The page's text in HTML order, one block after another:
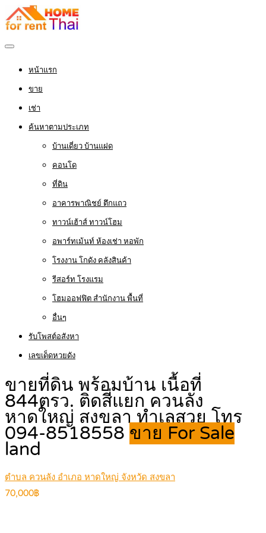
หน้าแรก
ขาย
เช่า
ค้นหาตามประเภท
บ้านเดี่ยว บ้านแฝด
คอนโด
ที่ดิน
อาคารพาณิชย์ ตึกแถว
ทาวน์เฮ้าส์ ทาวน์โฮม
อพาร์ทเม้นท์ ห้องเช่า หอพัก
โรงงาน โกดัง คลังสินค้า
รีสอร์ท โรงแรม
โฮมออฟฟิต สำนักงาน พื้นที่
อื่นๆ
รับโพสต์อสังหา
เลขเด็ดหวยดัง
ขายที่ดิน พร้อมบ้าน เนื้อที่
844ตรว. ติดสี่แยก ควนลัง
หาดใหญ่ สงขลา ทำเลสวย โทร
094-8518558 ขาย For Sale
land
ตำบล ควนลัง อำเภอ หาดใหญ่ จังหวัด สงขลา
70,000฿